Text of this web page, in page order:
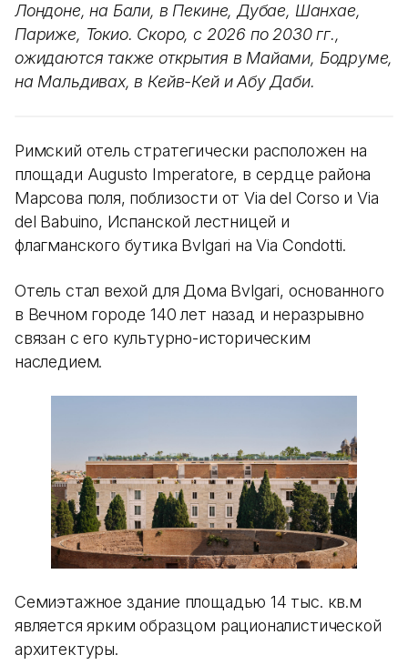
Лондоне, на Бали, в Пекине, Дубае, Шанхае,
Париже, Токио. Скоро, с 2026 по 2030 гг.,
ожидаются также открытия в Майами, Бодруме,
на Мальдивах, в Кейв-Кей и Абу Даби.
Римский отель стратегически расположен на
площади Augusto Imperatore, в сердце района
Марсова поля, поблизости от Via del Corso и Via
del Babuino, Испанской лестницей и
флагманского бутика Bvlgari на Via Condotti.
Отель стал вехой для Дома Bvlgari, основанного
в Вечном городе 140 лет назад и неразрывно
связан с его культурно-историческим
наследием.
Семиэтажное здание площадью 14 тыс. кв.м
является ярким образцом рационалистической
архитектуры.